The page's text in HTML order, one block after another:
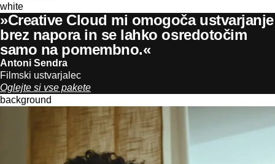
white
»Creative Cloud mi omogoča ustvarjanje
brez napora in se lahko osredotočim
samo na pomembno.«
Antoni Sendra
Filmski ustvarjalec
Oglejte si vse pakete
background